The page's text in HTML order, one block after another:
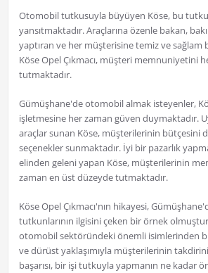
Otomobil tutkusuyla büyüyen Köse, bu
yansıtmaktadır. Araçlarına özenle bakan,
yaptıran ve her müşterisine temiz ve
Köse Opel Çıkmacı, müşteri memnuniyetini
tutmaktadır.
Gümüşhane'de otomobil almak isteyenler,
işletmesine her zaman güven duymaktadır.
araçlar sunan Köse, müşterilerinin bütçesini
seçenekler sunmaktadır. İyi bir pazarlık
elinden geleni yapan Köse, müşterilerinin
zaman en üst düzeyde tutmaktadır.
Köse Opel Çıkmacı'nın hikayesi,
tutkunlarının ilgisini çeken bir örnek
otomobil sektöründeki önemli isimlerinden
ve dürüst yaklaşımıyla müşterilerinin
başarısı, bir işi tutkuyla yapmanın ne kadar